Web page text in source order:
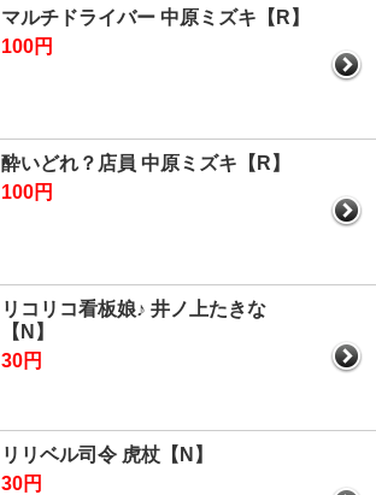
マルチドライバー 中原ミズキ【R】
100円
酔いどれ？店員 中原ミズキ【R】
100円
リコリコ看板娘♪ 井ノ上たきな
【N】
30円
リリベル司令 虎杖【N】
30円